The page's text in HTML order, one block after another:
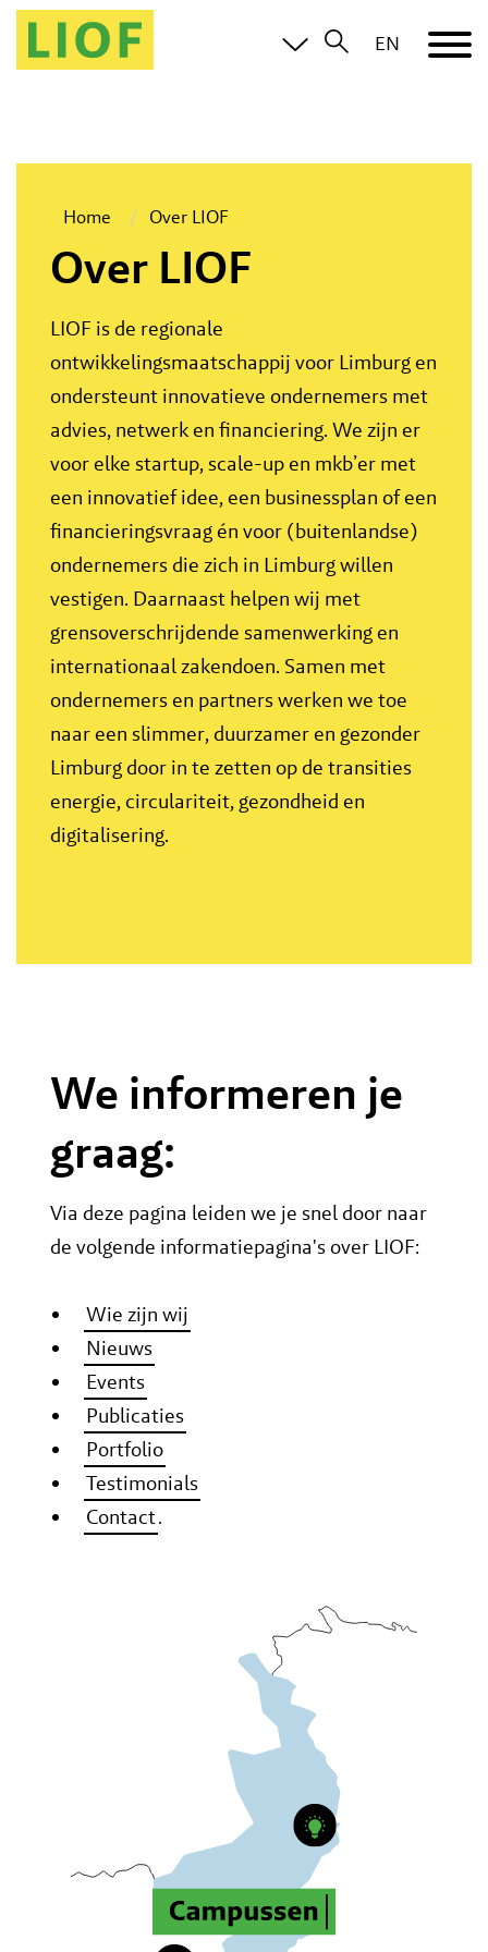
EN
Home Over LIOF
Over LIOF
LIOF is de regionale
ontwikkelingsmaatschappij voor Limburg en
ondersteunt innovatieve ondernemers met
advies, netwerk en financiering. We zijn er
voor elke startup, scale-up en mkb’er met
een innovatief idee, een businessplan of een
financieringsvraag én voor (buitenlandse)
ondernemers die zich in Limburg willen
vestigen. Daarnaast helpen wij met
grensoverschrijdende samenwerking en
internationaal zakendoen. Samen met
ondernemers en partners werken we toe
naar een slimmer, duurzamer en gezonder
Limburg door in te zetten op de transities
energie, circulariteit, gezondheid en
digitalisering.
We informeren je
graag:
Via deze pagina leiden we je snel door naar
de volgende informatiepagina's over LIOF:
Wie zijn wij
Nieuws
Events
Publicaties
Portfolio
Testimonials
Contact.